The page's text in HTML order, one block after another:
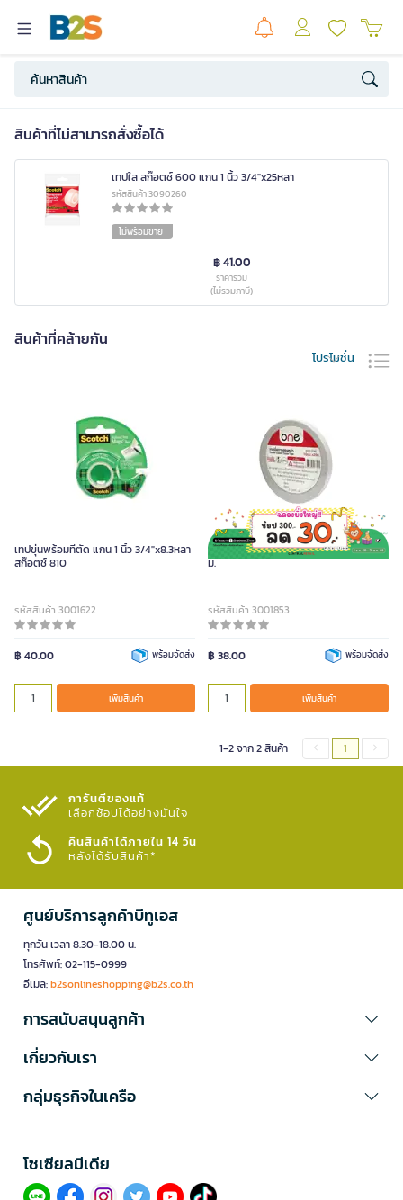
สินค้าที่ไม่สามารถสั่งซื้อได้
เทปใส สก๊อตช์ 600 แกน 1 นิ้ว 3/4"x25หลา
รหัสสินค้า 3090260
ไม่พร้อมขาย
฿ 41.00
ราคารวม
(ไม่รวมภาษี)
สินค้าที่คล้ายกัน
โปรโมชั่น
เทปขุ่นพร้อมที่ตัด แกน 1 นิ้ว 3/4"x8.3หลา
สก๊อตช์ 810
รหัสสินค้า 3001622
฿ 40.00 พร้อมจัดส่ง
เพิ่มสินค้า
เทปเยื่อกาว 2 หน้า ONE ขนาด 10 มม. x 20
ม.
รหัสสินค้า 3001853
฿ 38.00 พร้อมจัดส่ง
เพิ่มสินค้า
1-2 จาก 2 สินค้า 1
การันตีของแท้
เลือกช้อปได้อย่างมั่นใจ​
คืนสินค้าได้ภายใน 14 วัน
หลังได้รับสินค้า*
ศูนย์บริการลูกค้าบีทูเอส
ทุกวัน เวลา 8.30-18.00 น.
โทรศัพท์: 02-115-0999
อีเมล:b2sonlineshopping@b2s.co.th
การสนับสนุนลูกค้า
เกี่ยวกับเรา
กลุ่มธุรกิจในเครือ
โซเซียลมีเดีย​